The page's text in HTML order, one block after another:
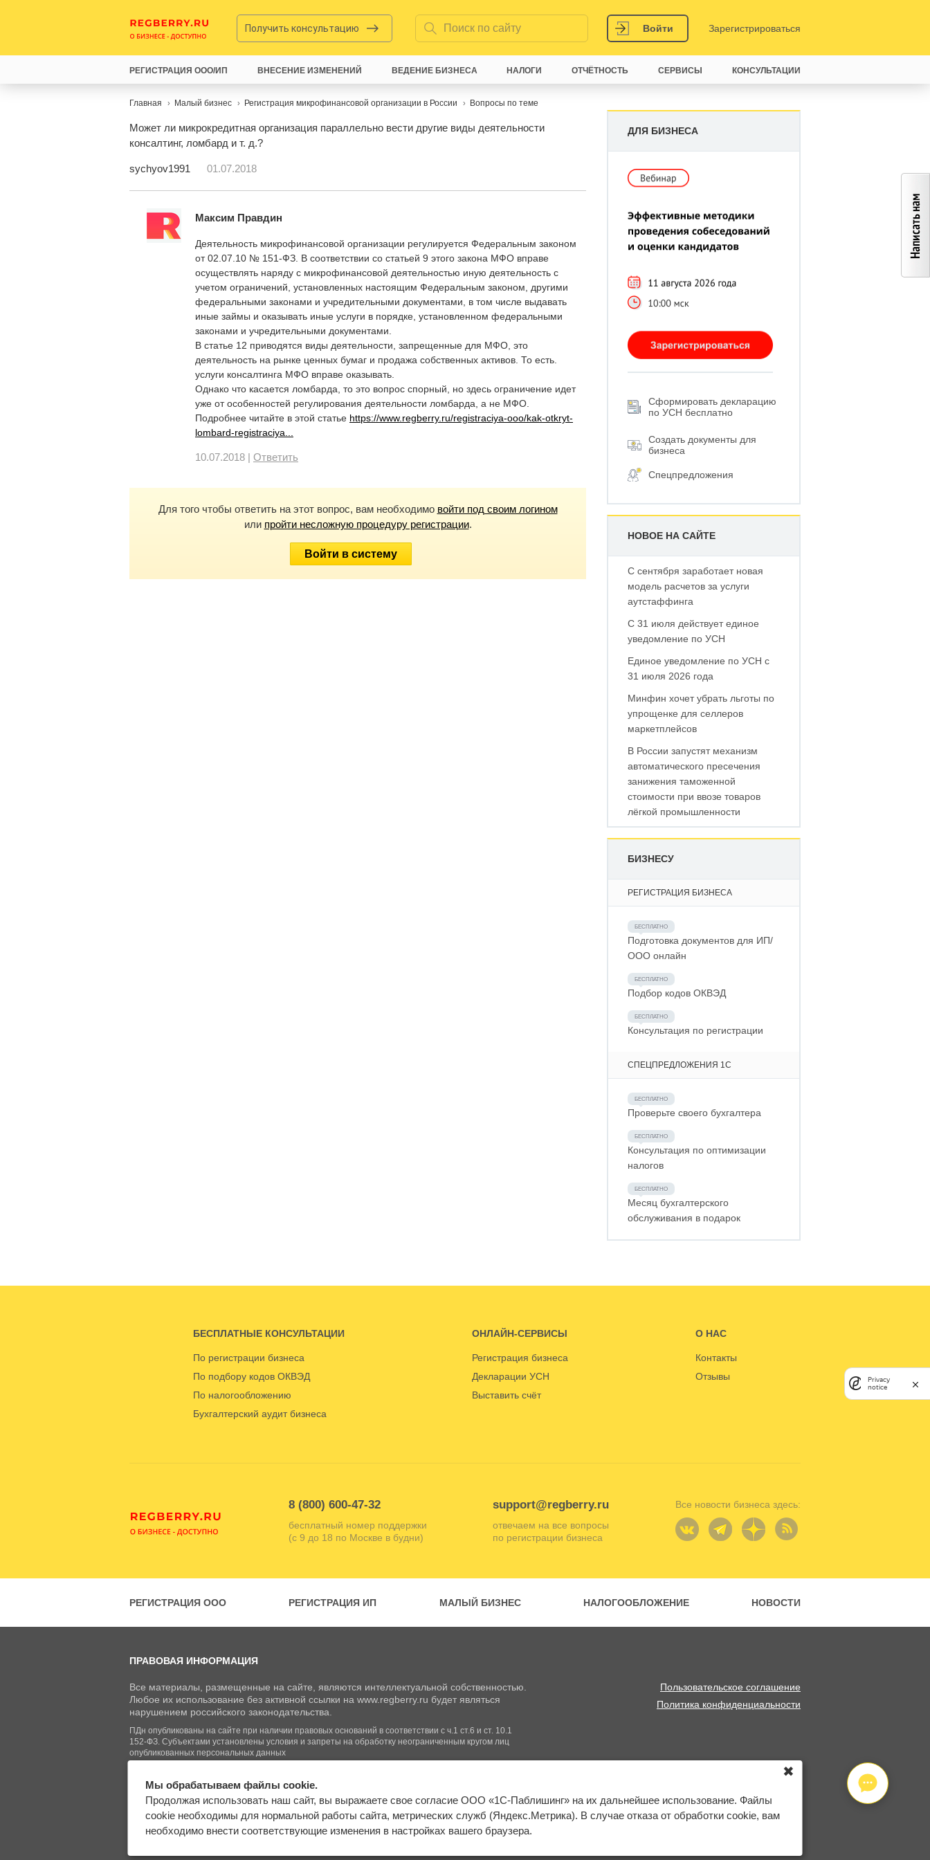
Получить консультацию Войти Зарегистрироваться
Главная Малый бизнес Регистрация микрофинансовой организации в России Вопросы по теме
Может ли микрокредитная организация параллельно вести другие виды деятельности
консалтинг, ломбард и т. д.?
sychyov1991 01.07.2018
Максим Правдин
Деятельность микрофинансовой организации регулируется Федеральным законом
от 02.07.10 № 151-ФЗ. В соответствии со статьей 9 этого закона МФО вправе
осуществлять наряду с микрофинансовой деятельностью иную деятельность с
учетом ограничений, установленных настоящим Федеральным законом, другими
федеральными законами и учредительными документами, в том числе выдавать
иные займы и оказывать иные услуги в порядке, установленном федеральными
законами и учредительными документами.
В статье 12 приводятся виды деятельности, запрещенные для МФО, это
деятельность на рынке ценных бумаг и продажа собственных активов. То есть.
услуги консалтинга МФО вправе оказывать.
Однако что касается ломбарда, то это вопрос спорный, но здесь ограничение идет
уже от особенностей регулирования деятельности ломбарда, а не МФО.
Подробнее читайте в этой статье https://www.regberry.ru/registraciya-ooo/kak-otkryt-
lombard-registraciya...
10.07.2018 | Ответить
Для того чтобы ответить на этот вопрос, вам необходимо войти под своим логином
или пройти несложную процедуру регистрации.
Войти в систему
ДЛЯ БИЗНЕСА
Сформировать декларацию
по УСН бесплатно
Создать документы для
бизнеса
Спецпредложения
НОВОЕ НА САЙТЕ
С сентября заработает новая
модель расчетов за услуги
аутстаффинга
С 31 июля действует единое
уведомление по УСН
Единое уведомление по УСН с
31 июля 2026 года
Минфин хочет убрать льготы по
упрощенке для селлеров
маркетплейсов
В России запустят механизм
автоматического пресечения
занижения таможенной
стоимости при ввозе товаров
лёгкой промышленности
БИЗНЕСУ
РЕГИСТРАЦИЯ БИЗНЕСА
Подготовка документов для ИП/
ООО онлайн
Подбор кодов ОКВЭД
Консультация по регистрации
СПЕЦПРЕДЛОЖЕНИЯ 1С
Проверьте своего бухгалтера
Консультация по оптимизации
налогов
Месяц бухгалтерского
обслуживания в подарок
РЕГИСТРАЦИЯ ООО/ИП ВНЕСЕНИЕ ИЗМЕНЕНИЙ ВЕДЕНИЕ БИЗНЕСА НАЛОГИ ОТЧЁТНОСТЬ СЕРВИСЫ КОНСУЛЬТАЦИИ
БЕСПЛАТНЫЕ КОНСУЛЬТАЦИИ
По регистрации бизнеса
По подбору кодов ОКВЭД
По налогообложению
Бухгалтерский аудит бизнеса
ОНЛАЙН-СЕРВИСЫ
Регистрация бизнеса
Декларации УСН
Выставить счёт
О НАС
Контакты
Отзывы
8 (800) 600-47-32
бесплатный номер поддержки
(с 9 до 18 по Москве в будни)
support@regberry.ru
отвечаем на все вопросы
по регистрации бизнеса
Все новости бизнеса здесь:
РЕГИСТРАЦИЯ ООО РЕГИСТРАЦИЯ ИП МАЛЫЙ БИЗНЕС НАЛОГООБЛОЖЕНИЕ НОВОСТИ
ПРАВОВАЯ ИНФОРМАЦИЯ
Все материалы, размещенные на сайте, являются интеллектуальной собственностью.
Любое их использование без активной ссылки на www.regberry.ru будет являться
нарушением российского законодательства.
ПДн опубликованы на сайте при наличии правовых оснований в соответствии с ч.1 ст.6 и ст. 10.1
152-ФЗ. Субъектами установлены условия и запреты на обработку неограниченным кругом лиц
опубликованных персональных данных
Пользовательское соглашение
Политика конфиденциальности
© Regberry.ru, 2013–2026
Все права защищены
Входим в группу
компаний «1С»
Карта сайта
Мы обрабатываем файлы cookie.
Продолжая использовать наш сайт, вы выражаете свое согласие ООО «1С-Паблишинг» на их дальнейшее использование. Файлы
cookie необходимы для нормальной работы сайта, метрических служб (Яндекс.Метрика). В случае отказа от обработки cookie, вам
необходимо внести соответствующие изменения в настройках вашего браузера.
✖
Privacy
notice